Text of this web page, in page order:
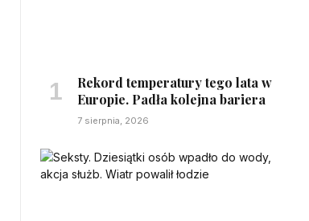
Rekord temperatury tego lata w
Europie. Padła kolejna bariera
7 sierpnia, 2026